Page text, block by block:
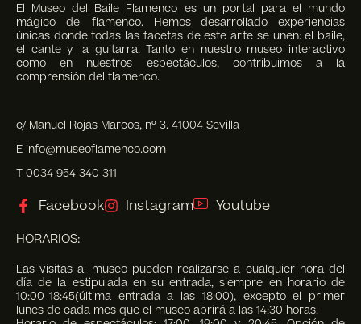
El Museo del Baile Flamenco es un portal para el mundo
mágico del flamenco. Hemos desarrollado experiencias
únicas donde todas las facetas de este arte se unen: el baile,
el cante y la guitarra. Tanto en nuestro museo interactivo
como en nuestros espectáculos, contribuimos a la
comprensión del flamenco.
c/ Manuel Rojas Marcos, nº 3. 41004 Sevilla
E info@museoflamenco.com
T 0034 954 340 311
Facebook Instagram Youtube
HORARIOS:
Las visitas al museo pueden realizarse a cualquier hora del
día de la estipulada en su entrada, siempre en horario de
10:00-18:45(última entrada a las 18:00), excepto el primer
lunes de cada mes que el museo abrirá a las 14:30 horas.